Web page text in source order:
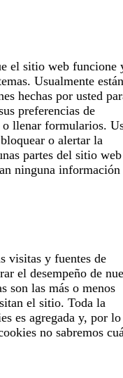
el sitio web funcione
Usualmente están
hechas por usted
preferencias de
llenar formularios.
o alertar la
partes del sitio
ninguna información
visitas y fuentes de
el desempeño de
son las más o menos
el sitio. Toda la
es agregada y, por lo
no sabremos